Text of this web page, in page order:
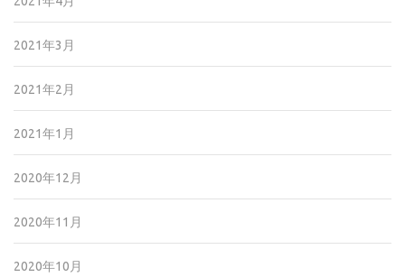
2021年3月
2021年2月
2021年1月
2020年12月
2020年11月
2020年10月